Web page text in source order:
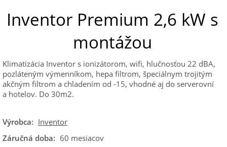
Inventor Premium 2,6 kW s
montážou
Klimatizácia Inventor s ionizátorom, wifi, hlučnosťou 22 dBA,
pozláteným výmenníkom, hepa filtrom, špeciálnym trojitým
akčným filtrom a chladením od -15, vhodné aj do serverovní
a hotelov. Do 30m2.
Výrobca: Inventor
Záručná doba: 60 mesiacov